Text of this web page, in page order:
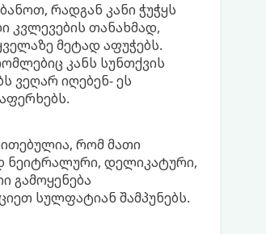
რადგან კანი ჭუჭყს
კვლევების თანახმად,
მეტად აფუჭებს.
კანს სუნთქვის
ვეღარ იღებენ- ეს
რომ მათი
ნეიტრალური, დელიკატური,
გამოყენება
სულფატიან შამპუნებს.